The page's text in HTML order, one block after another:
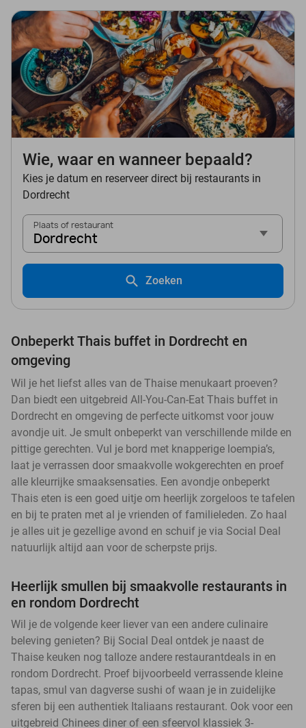
Wie, waar en wanneer bepaald?
Kies je datum en reserveer direct bij restaurants in
Dordrecht
Plaats of restaurant
Dordrecht
Zoeken
Onbeperkt Thais buffet in Dordrecht en
omgeving
Wil je het liefst alles van de Thaise menukaart proeven?
Dan biedt een uitgebreid All-You-Can-Eat Thais buffet in
Dordrecht en omgeving de perfecte uitkomst voor jouw
avondje uit. Je smult onbeperkt van verschillende milde en
pittige gerechten. Vul je bord met knapperige loempia’s,
laat je verrassen door smaakvolle wokgerechten en proef
alle kleurrijke smaaksensaties. Een avondje onbeperkt
Thais eten is een goed uitje om heerlijk zorgeloos te tafelen
en bij te praten met al je vrienden of familieleden. Zo haal
je alles uit je gezellige avond en schuif je via Social Deal
natuurlijk altijd aan voor de scherpste prijs.
Heerlijk smullen bij smaakvolle restaurants in
en rondom Dordrecht
Wil je de volgende keer liever van een andere culinaire
beleving genieten? Bij Social Deal ontdek je naast de
Thaise keuken nog talloze andere restaurantdeals in en
rondom Dordrecht. Proef bijvoorbeeld verrassende kleine
tapas, smul van dagverse sushi of waan je in zuidelijke
sferen bij een authentiek Italiaans restaurant. Ook voor een
uitgebreid Chinees diner of een sfeervol klassiek 3-